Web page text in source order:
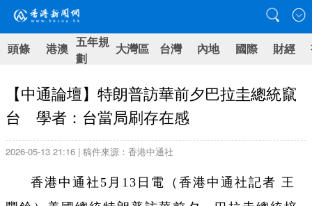
頭條 港澳 五年規
劃
大灣區 台灣 內地 國際 財經
【中通論壇】特朗普訪華前夕巴拉圭總統竄
台 學者：台當局刷存在感
2026-05-13 21:16 | 稿件來源：香港中通社
香港中通社5月13日電（香港中通社記者 王